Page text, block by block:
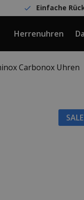
Einfache
Herrenuhren
Carbonox Uhren
SALE